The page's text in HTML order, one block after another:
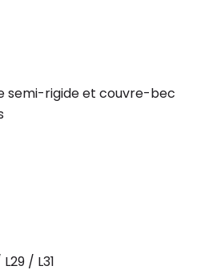
semi-rigide et couvre-bec
/ L31